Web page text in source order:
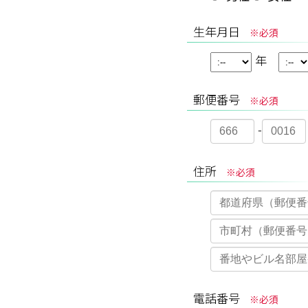
生年月日 ※必須
年
郵便番号 ※必須
-
住所 ※必須
電話番号 ※必須